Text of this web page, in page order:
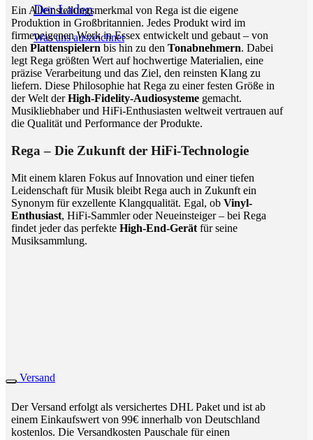
Der Laden
Was uns auszeichnet
Ein Alleinstellungsmerkmal von Rega ist die eigene
Produktion in Großbritannien. Jedes Produkt wird im
firmeneigenen Werk in Essex entwickelt und gebaut – von
den Plattenspielern bis hin zu den Tonabnehmern. Dabei
legt Rega größten Wert auf hochwertige Materialien, eine
präzise Verarbeitung und das Ziel, den reinsten Klang zu
liefern. Diese Philosophie hat Rega zu einer festen Größe in
der Welt derHigh-Fidelity-Audiosysteme gemacht.
Musikliebhaber und HiFi-Enthusiasten weltweit vertrauen auf
die Qualität und Performance der Produkte.
Rega – Die Zukunft der HiFi-Technologie
Mit einem klaren Fokus auf Innovation und einer tiefen
Leidenschaft für Musik bleibt Rega auch in Zukunft ein
Synonym für exzellente Klangqualität. Egal, ob Vinyl-
Enthusiast, HiFi-Sammler oder Neueinsteiger – bei Rega
findet jeder das perfekte High-End-Gerät für seine
Musiksammlung.
Versand
Der Versand erfolgt als versichertes DHL Paket und ist ab
einem Einkaufswert von 99€ innerhalb von Deutschland
kostenlos. Die Versandkosten Pauschale für einen